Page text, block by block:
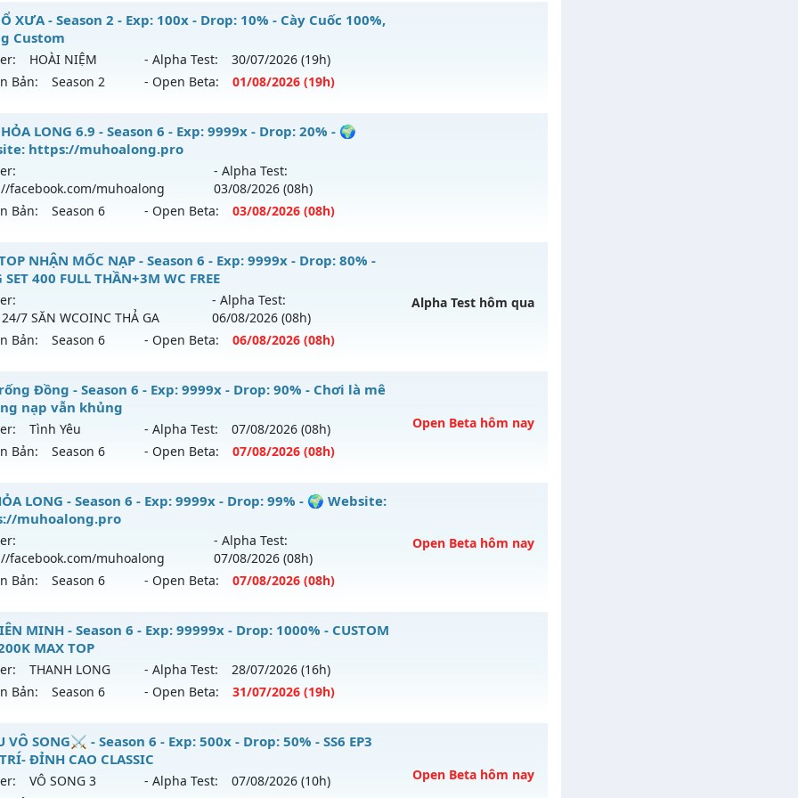
XƯA - Season 2 - Exp: 100x - Drop: 10% - Cày Cuốc 100%,
Custom
HOÀI NIỆM - Alpha Test: 30/07/2026 (19h)
Bản:
Season 2 - Open Beta: 01/08/2026 (19h)
CỔ XƯA - Cày Cuốc 100%, Không Custom
mới ra tháng 08 2026 - Mở máy chủ
HOÀI NIỆM
100x - Drop: 10%
loại: Mu Nguyên bản Webzen
LONG 6.9 - Season 6 - Exp: 9999x - Drop: 20% - 🌍
https://muhoalong.pro
facebook.com/muhoalong
- Alpha Test:
03/08/2026 (08h)
Bản:
Season 6 - Open Beta: 03/08/2026 (08h)
LONG 6.9 - 🌍 Website: https://muhoalong.pro
ra tháng 08 2026 - Mở máy chủ https://facebook.com/muhoalong
vào 08h
08/2626
- Drop: 20%
Mu Nguyên bản Webzen
XShield
NHẬN MỐC NẠP - Season 6 - Exp: 9999x - Drop: 80% -
SET 400 FULL THẦN+3M WC FREE
24/7 SĂN WCOINC THẢ GA
- Alpha Test:
06/08/2026 (08h)
Bản:
Season 6 - Open Beta: 06/08/2026 (08h)
Alpha Test hôm qua
NHẬN MỐC NẠP - TẶNG SET 400 FULL THẦN+3M WC FREE
ra tháng 08 2026 - Mở máy chủBOSS 24/7 SĂN WCOINC THẢ GAvào 08h
06/08/2626
Reset In Game
Mu Nguyên bản Webzen
KHÔNG THỂ HACK
Đồng - Season 6 - Exp: 9999x - Drop: 90% - Chơi là mê
nạp vẫn khủng
Tình Yêu - Alpha Test: 07/08/2026 (08h)
Bản:
Season 6 - Open Beta: 07/08/2026 (08h)
Open Beta hôm nay
Trống Đồng - Chơi là mê - Không nạp vẫn khủng
mới ra tháng 08 2026 - Mở máy chủ
Tình Yêu
9999x - Drop: 90%
loại: Mu Nguyên bản Webzen
ICMPROTECT ✅ 🔴 ✨ ⚡️
LONG - Season 6 - Exp: 9999x - Drop: 99% - 🌍 Website:
muhoalong.pro
facebook.com/muhoalong
- Alpha Test:
07/08/2026 (08h)
Bản:
Season 6 - Open Beta: 07/08/2026 (08h)
Open Beta hôm nay
LONG - 🌍 Website: https://muhoalong.pro
ra tháng 08 2026 - Mở máy chủ https://facebook.com/muhoalong
07/08/2626
Non Reset
Mu Nguyên bản Webzen
MINH - Season 6 - Exp: 99999x - Drop: 1000% - CUSTOM
MAX TOP
THANH LONG - Alpha Test: 28/07/2026 (16h)
Bản:
Season 6 - Open Beta: 31/07/2026 (19h)
LIÊN MINH - CUSTOM 6.15 200K MAX TOP
mới ra tháng 07 2026 - Mở máy chủTHANH LONG
vào 19h ngày 31/07/2626
SONG⚔️ - Season 6 - Exp: 500x - Drop: 50% - SS6 EP3
ĐỈNH CAO CLASSIC
VÔ SONG 3 - Alpha Test: 07/08/2026 (10h)
Open Beta hôm nay